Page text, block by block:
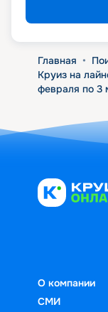
Главная •
Круиз на
февраля по 3
О компании
СМИ